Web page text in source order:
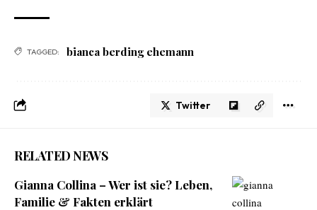
TAGGED: bianca berding ehemann
Twitter
RELATED NEWS
Gianna Collina – Wer ist sie? Leben,
Familie & Fakten erklärt